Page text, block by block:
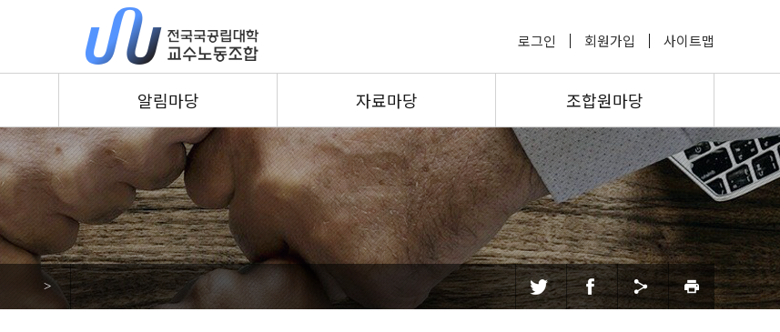
로그인 회원가입 사이트맵
알림마당
공지사항
보도자료
사진갤러리
영상갤러리
일정안내
지회소식
자료마당
정책자료
조합자료
조합원마당
>